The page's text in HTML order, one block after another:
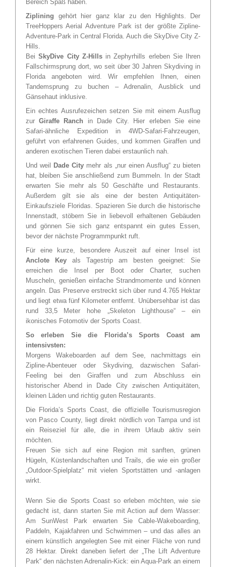
Bereich Spaß haben.
Ziplining gehört hier ganz klar zu den Highlights. Der
TreeHoppers Aerial Adventure Park ist der größte Zipline-
Adventure-Park in Central Florida. Auch die SkyDive City Z-
Hills.
BeiSkyDive City Z-Hillsin Zephyrhills erleben Sie Ihren
Fallschirmsprung dort, wo seit über 30 Jahren Skydiving in
Florida angeboten wird. Wir empfehlen Ihnen, einen
Tandemsprung zu buchen – Adrenalin, Ausblick und
Gänsehaut inklusive.
Ein echtes Ausrufezeichen setzen Sie mit einem Ausflug
zurGiraffe Ranch in Dade City. Hier erleben Sie eine
Safari-ähnliche Expedition in 4WD-Safari-Fahrzeugen,
geführt von erfahrenen Guides, und kommen Giraffen und
anderen exotischen Tieren dabei erstaunlich nah.
Und weil
Dade City mehr als „nur einen Ausflug“ zu bieten
hat, bleiben Sie anschließend zum Bummeln. In der Stadt
erwarten Sie mehr als 50 Geschäfte und Restaurants.
Außerdem gilt sie als eine der besten Antiquitäten-
Einkaufsziele Floridas. Spazieren Sie durch die historische
Innenstadt, stöbern Sie in liebevoll erhaltenen Gebäuden
und gönnen Sie sich ganz entspannt ein gutes Essen,
bevor der nächste Programmpunkt ruft.
Für eine kurze, besondere Auszeit auf einer Insel ist
Anclote Key als Tagestrip am besten geeignet: Sie
erreichen die Insel per Boot oder Charter, suchen
Muscheln, genießen einfache Strandmomente und können
angeln. Das Preserve erstreckt sich über rund 4.765 Hektar
und liegt etwa fünf Kilometer entfernt. Unübersehbar ist das
rund 33,5 Meter hohe „Skeleton Lighthouse“ – ein
ikonisches Fotomotiv der Sports Coast.
So erleben Sie die Florida’s Sports Coast am
intensivsten:
Morgens Wakeboarden auf dem See, nachmittags ein
Zipline-Abenteuer oder Skydiving, dazwischen Safari-
Feeling bei den Giraffen und zum Abschluss ein
historischer Abend in Dade City zwischen Antiquitäten,
kleinen Läden und richtig guten Restaurants.
Die Florida’s Sports Coast, die offizielle Tourismusregion
von Pasco County, liegt direkt nördlich von Tampa und ist
ein Reiseziel für alle, die in ihrem Urlaub aktiv sein
möchten.
Freuen Sie sich auf eine Region mit sanften, grünen
Hügeln, Küstenlandschaften und Trails, die wie ein großer
„Outdoor-Spielplatz“ mit vielen Sportstätten und -anlagen
wirkt.
Wenn Sie die Sports Coast so erleben möchten, wie sie
gedacht ist, dann starten Sie mit Action auf dem Wasser:
Am SunWest Park erwarten Sie Cable-Wakeboarding,
Paddeln, Kajakfahren und Schwimmen – und das alles an
einem künstlich angelegten See mit einer Fläche von rund
28 Hektar. Direkt daneben liefert der „The Lift Adventure
Park“ den nächsten Adrenalin-Kick: ein Aqua-Park an einem